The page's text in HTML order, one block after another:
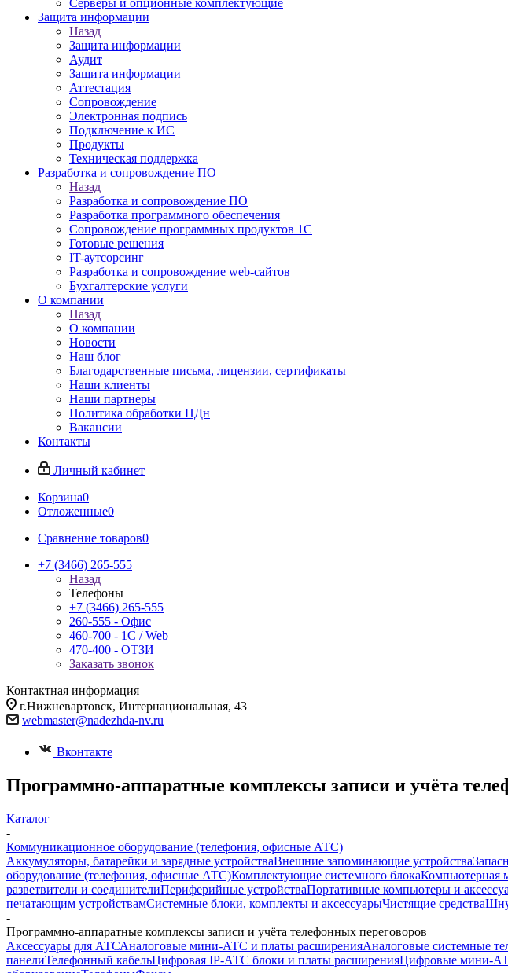
Серверы и опционные комплектующие
Защита информации
Назад
Защита информации
Аудит
Защита информации
Аттестация
Сопровождение
Электронная подпись
Подключение к ИС
Продукты
Техническая поддержка
Разработка и сопровождение ПО
Назад
Разработка и сопровождение ПО
Разработка программного обеспечения
Сопровождение программных продуктов 1С
Готовые решения
IT-аутсорсинг
Разработка и сопровождение web-сайтов
Бухгалтерские услуги
О компании
Назад
О компании
Новости
Наш блог
Благодарственные письма, лицензии, сертификаты
Наши клиенты
Наши партнеры
Политика обработки ПДн
Вакансии
Контакты
Личный кабинет
Корзина0
Отложенные0
Сравнение товаров0
+7 (3466) 265-555
Назад
Телефоны
+7 (3466) 265-555
260-555 - Офис
460-700 - 1C / Web
470-400 - ОТЗИ
Заказать звонок
Контактная информация
г.Нижневартовск, Интернациональная, 43
webmaster@nadezhda-nv.ru
Вконтакте
Программно-аппаратные комплексы записи и учёта
Каталог
-
Коммуникационное оборудование (телефония, офисные АТС)
Аккумуляторы, батарейки и зарядные устройстваВнешние запоминающие устройства
оборудование (телефония, офисные АТС)Комплектующие системного блокаКомпьютерная
разветвители и соединителиПериферийные устройстваПортативные компьютеры и
печатающим устройствамСистемные блоки, комплекты и аксессуарыЧистящие средства
-
Программно-аппаратные комплексы записи и учёта телефонных переговоров
Аксессуары для АТСАналоговые мини-АТС и платы расширенияАналоговые системные
панелиТелефонный кабельЦифровая IP-АТС блоки и платы расширенияЦифровые мини-